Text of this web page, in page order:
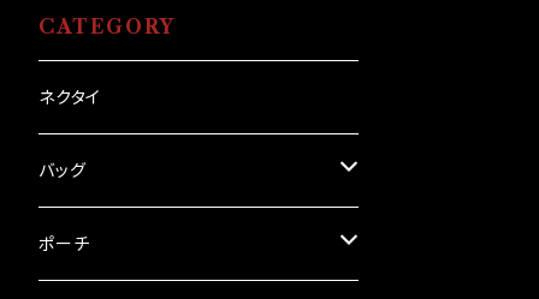
CATEGORY
ネクタイ
バッグ
ハンドバッグ
ポーチ